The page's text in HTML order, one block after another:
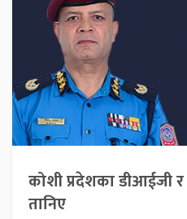
कोशी प्रदेशका डीआईजी
तानिए